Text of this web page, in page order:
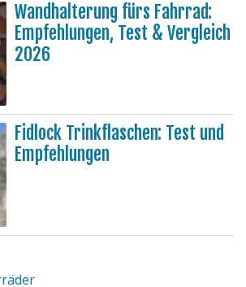
Wandhalterung fürs Fahrrad:
Empfehlungen, Test & Vergleich
2026
Fidlock Trinkflaschen: Test und
Empfehlungen